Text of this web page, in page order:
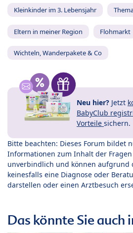
Kleinkinder im 3. Lebensjahr
Eltern in meiner Region Flohmarkt
Wichteln, Wanderpakete & Co
Neu hier? Jetzt
BabyClub
Vorteile sichern.
Bitte beachten: Dieses Forum bildet
Informationen zum Inhalt der
unverbindlich und können aufgrund
keinesfalls eine Diagnose oder
darstellen oder einen Arztbesuch
Das könnte Sie auch